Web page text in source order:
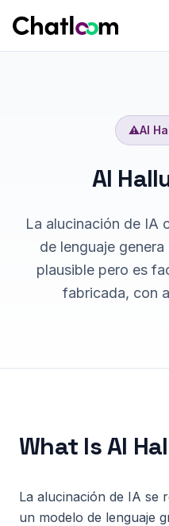
⚠️AI
AI
La alucinación de IA
de lenguaje
plausible pero es
fabricada, con
What IsAI
La alucinación de IA se
un modelo de lenguaje